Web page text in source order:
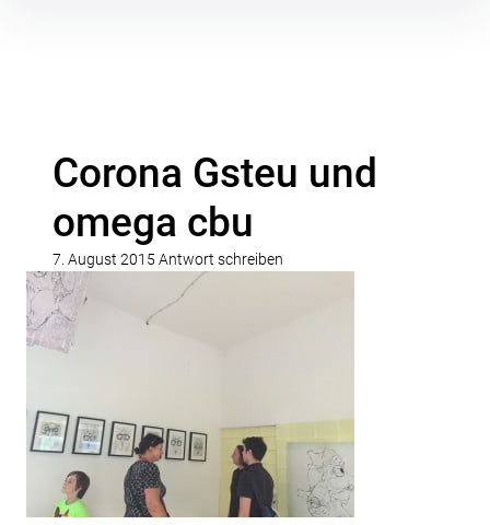
Corona Gsteu und
omega cbu
7. August 2015 Antwort schreiben